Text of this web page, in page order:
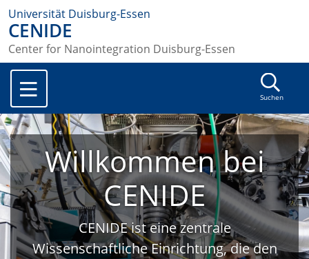
Universität Duisburg-Essen
CENIDE
Center for Nanointegration Duisburg-Essen
Suchen
Willkommen bei
CENIDE
CENIDE ist eine zentrale
Wissenschaftliche Einrichtung, die den